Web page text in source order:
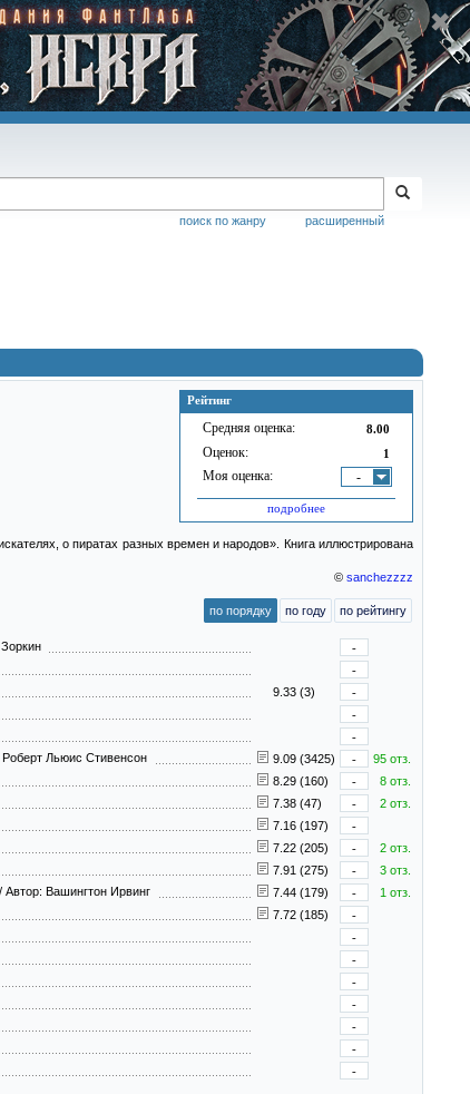
расширенный
поиск по жанру
Рейтинг
Средняя оценка: 8.00
Оценок: 1
Моя оценка: -
подробнее
о пиратах разных времен и народов». Книга иллюстрирована
© sanchezzzz
по порядку по году по рейтингу
-
-
9.33 (3)
-
-
-
Роберт Льюис Стивенсон 9.09 (3425) -
95 отз.
8.29 (160) -
8 отз.
7.38 (47) -
2 отз.
7.16 (197)
-
7.22 (205) -
2 отз.
7.91 (275) -
3 отз.
Автор: Вашингтон Ирвинг 7.44 (179) -
1 отз.
7.72 (185)
-
-
-
-
-
-
-
-